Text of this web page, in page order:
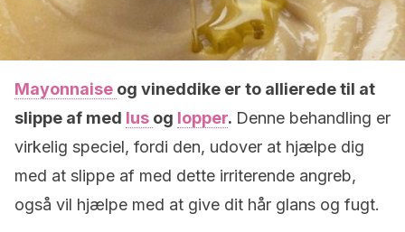
Mayonnaise og vineddike er to allierede til at
slippe af med lus og lopper. Denne behandling er
virkelig speciel, fordi den, udover at hjælpe dig
med at slippe af med dette irriterende angreb,
også vil hjælpe med at give dit hår glans og fugt.